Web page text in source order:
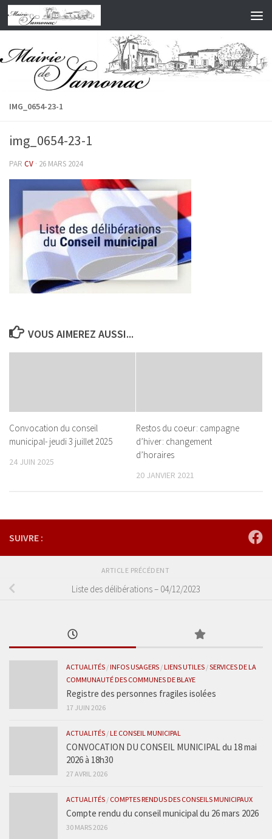
Skip to content
IMG_0654-23-1
img_0654-23-1
PAR CV · 26 MARS 2024
VOUS AIMEREZ AUSSI...
Convocation du conseil
municipal- jeudi 3 juillet 2025
24 JUIN 2025
Restos du coeur: campagne
d’hiver: changement
d’horaires
20 JANVIER 2021
SUIVRE :
ARTICLE PRÉCÉDENT
Liste des délibérations – 04/12/2023
ACTUALITÉS /INFOS USAGERS /LIENS UTILES /SERVICES DE LA
COMMUNAUTÉ DES COMMUNES DE BLAYE
Registre des personnes fragiles isolées
17 JUIN 2026
ACTUALITÉS /LE CONSEIL MUNICIPAL
CONVOCATION DU CONSEIL MUNICIPAL du 18 mai
2026 à 18h30
27 AVRIL 2026
ACTUALITÉS / COMPTES RENDUS DES CONSEILS MUNICIPAUX
Compte rendu du conseil municipal du 26 mars 2026
30 MARS 2026